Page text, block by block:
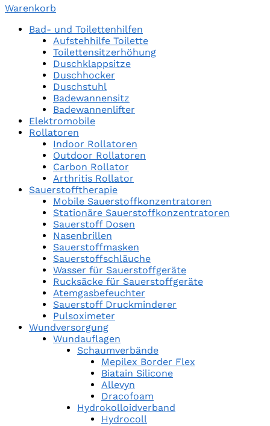
Warenkorb
Bad- und Toilettenhilfen
Aufstehhilfe Toilette
Toilettensitzerhöhung
Duschklappsitze
Duschhocker
Duschstuhl
Badewannensitz
Badewannenlifter
Elektromobile
Rollatoren
Indoor Rollatoren
Outdoor Rollatoren
Carbon Rollator
Arthritis Rollator
Sauerstofftherapie
Mobile Sauerstoffkonzentratoren
Stationäre Sauerstoffkonzentratoren
Sauerstoff Dosen
Nasenbrillen
Sauerstoffmasken
Sauerstoffschläuche
Wasser für Sauerstoffgeräte
Rucksäcke für Sauerstoffgeräte
Atemgasbefeuchter
Sauerstoff Druckminderer
Pulsoximeter
Wundversorgung
Wundauflagen
Schaumverbände
Mepilex Border Flex
Biatain Silicone
Allevyn
Dracofoam
Hydrokolloidverband
Hydrocoll